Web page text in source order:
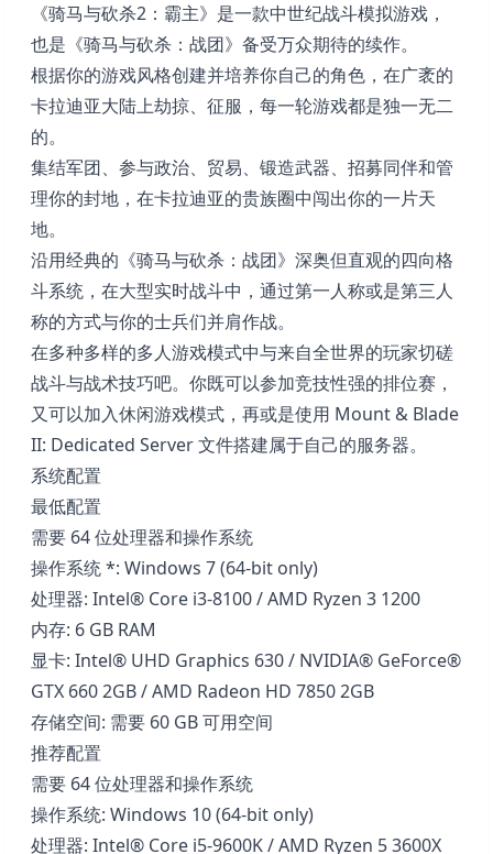
《骑马与砍杀2：霸主》是一款中世纪战斗模拟游戏，
也是《骑马与砍杀：战团》备受万众期待的续作。
根据你的游戏风格创建并培养你自己的角色，在广袤的
卡拉迪亚大陆上劫掠、征服，每一轮游戏都是独一无二
的。
集结军团、参与政治、贸易、锻造武器、招募同伴和管
理你的封地，在卡拉迪亚的贵族圈中闯出你的一片天
地。
沿用经典的《骑马与砍杀：战团》深奥但直观的四向格
斗系统，在大型实时战斗中，通过第一人称或是第三人
称的方式与你的士兵们并肩作战。
在多种多样的多人游戏模式中与来自全世界的玩家切磋
战斗与战术技巧吧。你既可以参加竞技性强的排位赛，
又可以加入休闲游戏模式，再或是使用 Mount & Blade
II: Dedicated Server 文件搭建属于自己的服务器。
系统配置
最低配置
需要 64 位处理器和操作系统
操作系统 *: Windows 7 (64-bit only)
处理器: Intel® Core i3-8100 / AMD Ryzen 3 1200
内存: 6 GB RAM
显卡: Intel® UHD Graphics 630 / NVIDIA® GeForce®
GTX 660 2GB / AMD Radeon HD 7850 2GB
存储空间: 需要 60 GB 可用空间
推荐配置
需要 64 位处理器和操作系统
操作系统: Windows 10 (64-bit only)
处理器: Intel® Core i5-9600K / AMD Ryzen 5 3600X